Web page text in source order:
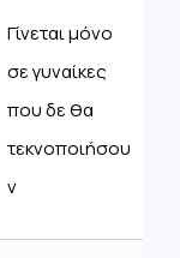
Γίνεται μόνο
σε γυναίκες
που δε θα
τεκνοποιήσου
ν